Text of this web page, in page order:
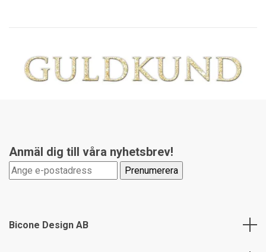
Anmäl dig till våra nyhetsbrev!
Bicone Design AB